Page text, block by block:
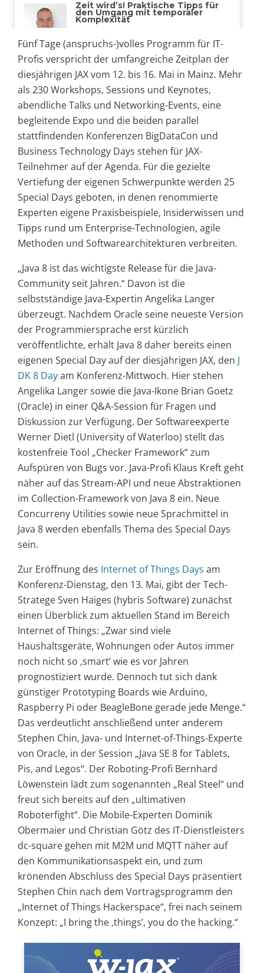
Fünf Tage (anspruchs-)volles Programm für IT-
Profis verspricht der umfangreiche Zeitplan der
diesjährigen JAX vom 12. bis 16. Mai in Mainz. Mehr
als 230 Workshops, Sessions und Keynotes,
abendliche Talks und Networking-Events, eine
begleitende Expo und die beiden parallel
stattfindenden Konferenzen BigDataCon und
Business Technology Days stehen für JAX-
Teilnehmer auf der Agenda. Für die gezielte
Vertiefung der eigenen Schwerpunkte werden 25
Special Days geboten, in denen renommierte
Experten eigene Praxisbeispiele, Insiderwissen und
Tipps rund um Enterprise-Technologien, agile
Methoden und Softwarearchitekturen verbreiten.
„Java 8 ist das wichtigste Release für die Java-
Community seit Jahren.“ Davon ist die
selbstständige Java-Expertin Angelika Langer
überzeugt. Nachdem Oracle seine neueste Version
der Programmiersprache erst kürzlich
veröffentlichte, erhält Java 8 daher bereits einen
eigenen Special Day auf der diesjährigen JAX, den J
DK 8 Dayam Konferenz-Mittwoch. Hier stehen
Angelika Langer sowie die Java-Ikone Brian Goetz
(Oracle) in einer Q&A-Session für Fragen und
Diskussion zur Verfügung. Der Softwareexperte
Werner Dietl (University of Waterloo) stellt das
kostenfreie Tool „Checker Framework“ zum
Aufspüren von Bugs vor. Java-Profi Klaus Kreft geht
näher auf das Stream-API und neue Abstraktionen
im Collection-Framework von Java 8 ein. Neue
Concurreny Utilities sowie neue Sprachmittel in
Java 8 werden ebenfalls Thema des Special Days
sein.
Zur Eröffnung des Internet of Things Days am
Konferenz-Dienstag, den 13. Mai, gibt der Tech-
Stratege Sven Haiges (hybris Software) zunächst
einen Überblick zum aktuellen Stand im Bereich
Internet of Things: „Zwar sind viele
Haushaltsgeräte, Wohnungen oder Autos immer
noch nicht so ‚smart’ wie es vor Jahren
prognostiziert wurde. Dennoch tut sich dank
günstiger Prototyping Boards wie Arduino,
Raspberry Pi oder BeagleBone gerade jede Menge.“
Das verdeutlicht anschließend unter anderem
Stephen Chin, Java- und Internet-of-Things-Experte
von Oracle, in der Session „Java SE 8 for Tablets,
Pis, and Legos“. Der Roboting-Profi Bernhard
Löwenstein lädt zum sogenannten „Real Steel“ und
freut sich bereits auf den „ultimativen
Roboterfight“. Die Mobile-Experten Dominik
Obermaier und Christian Götz des IT-Dienstleisters
dc-square gehen mit M2M und MQTT näher auf
den Kommunikationsaspekt ein, und zum
krönenden Abschluss des Special Days präsentiert
Stephen Chin nach dem Vortragsprogramm den
„Internet of Things Hackerspace“, frei nach seinem
Konzept: „I bring the ‚things’, you do the hacking.“